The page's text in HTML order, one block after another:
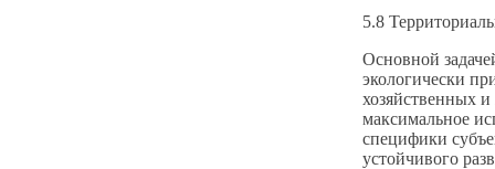
5.8
Основной
экологически
хозяйственных
максимальное
специфики
устойчивого